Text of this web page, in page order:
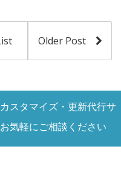
Older Post
スタマイズ・更新代行サ
気軽にご相談ください